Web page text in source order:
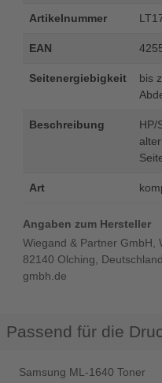
Artikelnummer
EAN
Seitenergiebigkeit
bis
Beschreibung
HP/
Art
Angaben zum Hersteller
Wiegand & Partner GmbH,
82140 Olching,
gmbh.de
Passend für die
Samsung ML-1640 Toner